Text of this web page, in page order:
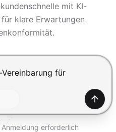
mit KI-
klare Erwartungen
Shift+Enter für einen
erforderlich